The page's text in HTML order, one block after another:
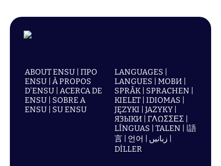
ABOUT ENSU | ПРО
ENSU | À PROPOS
D'ENSU | ACERCA DE
ENSU | SOBRE A
ENSU | SU ENSU
LANGUAGES |
LANGUES | МОВИ |
SPRÅK | SPRACHEN |
KIELET | IDIOMAS |
JĘZYKI | JAZYKY |
ЯЗЫКИ | ΓΛΩΣΣΕΣ |
LÍNGUAS | TALEN | |語
言 | 언어 | زبانیں |
DİLLER